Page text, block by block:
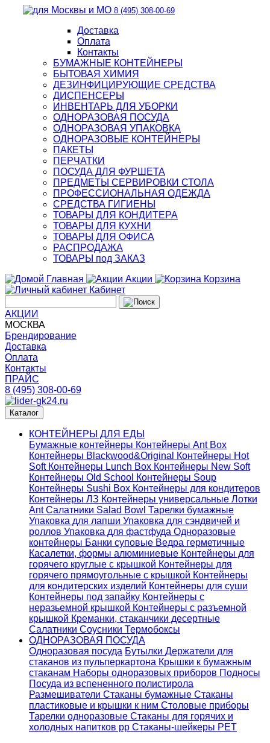
8 (495) 308-00-69
Доставка
Оплата
Контакты
БУМАЖНЫЕ КОНТЕЙНЕРЫ
БЫТОВАЯ ХИМИЯ
ДЕЗИНФИЦИРУЮЩИЕ СРЕДСТВА
ДИСПЕНСЕРЫ
ИНВЕНТАРЬ ДЛЯ УБОРКИ
ОДНОРАЗОВАЯ ПОСУДА
ОДНОРАЗОВАЯ УПАКОВКА
ОДНОРАЗОВЫЕ КОНТЕЙНЕРЫ
ПАКЕТЫ
ПЕРЧАТКИ
ПОСУДА ДЛЯ ФУРШЕТА
ПРЕДМЕТЫ СЕРВИРОВКИ СТОЛА
ПРОФЕССИОНАЛЬНАЯ ОДЕЖДА
СРЕДСТВА ГИГИЕНЫ
ТОВАРЫ ДЛЯ КОНДИТЕРА
ТОВАРЫ ДЛЯ КУХНИ
ТОВАРЫ ДЛЯ ОФИСА
РАСПРОДАЖА
ТОВАРЫ под ЗАКАЗ
Главная
Акции
Корзина
Кабинет
АКЦИИ
МОСКВА
Брендирование
Доставка
Оплата
Контакты
ПРАЙС
8 (495) 308-00-69
Каталог
КОНТЕЙНЕРЫ ДЛЯ ЕДЫ
Бумажные контейнеры Контейнеры Ant Box
Контейнеры Blackwood&Original
Контейнеры Hot
Soft Контейнеры Lunch Box Контейнеры New Soft
Контейнеры Old School Контейнеры Soup
Контейнеры Sushi Box Контейнеры для кондитеров
Контейнеры ЛЗ Контейнеры универсальные Лотки
AntСалатники Salad Bowl Тарелки бумажные
Упаковка для лапши Упаковка для сэндвичей и
роллов Упаковка для фастфуда Одноразовые
контейнеры Банки суповые Ведра герметичные
Касалетки, формы алюминиевые Контейнеры для
горячего круглые с крышкой Контейнеры для
горячего прямоугольные с крышкой Контейнеры
для кондитерских изделий Контейнеры для суши
Контейнеры под запайку Контейнеры с
неразьемной крышкой Контейнеры с разъемной
крышкой Креманки, стаканчики десертные
Салатники Соусники Термобоксы
ОДНОРАЗОВАЯ ПОСУДА
Одноразовая посуда Бутылки Держатели для
стаканов из пульперкартона Крышки к бумажным
стаканам Наборы одноразовых приборов Подносы
Посуда из вспененного полистирола
Размешиватели Стаканы бумажные Стаканы
пластиковые и крышки к ним Столовые приборы
Тарелки одноразовые Стаканы для горячих и
холодных напитков pp Стаканы-шейкеры PET